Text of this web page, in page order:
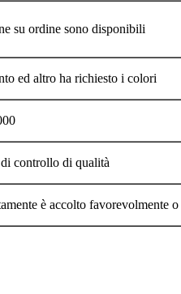
su ordine sono disponibili
ed altro ha richiesto i colori
controllo di qualità
è accolto favorevolmente